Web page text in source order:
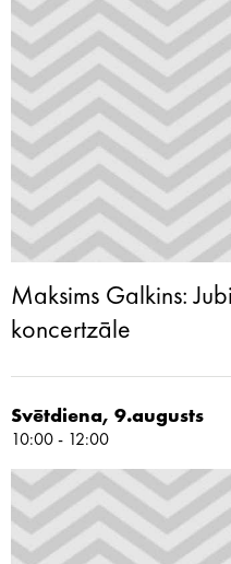
Maksims Galkins:
koncertzāle
Svētdiena, 9.augusts
10:00 - 12:00